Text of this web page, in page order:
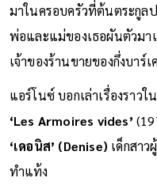
มาในครอบครัวที่ต้นตระกูล
พ่อและแม่ของเธอผันตัวมา
เจ้าของร้านขายของกึ่งบาร์
แอร์โนซ์ บอกเล่าเรื่องราว
‘Les Armoires vides’
‘เดอนิส’ (Denise) เด็กสา
ทำแท้ง